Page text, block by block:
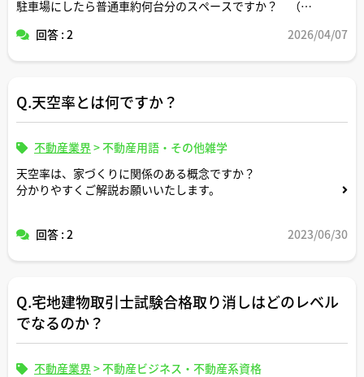
駐車場にしたら普通車約何台分のスペースですか？ （計
回答 : 2 2026/04/07
Q.天空率とは何ですか？
不動産業界>不動産用語・その他雑学
天空率は、家づくりに関係のある概念ですか？
分かりやすくご解説お願いいたします。
回答 : 2 2023/06/30
Q.宅地建物取引士試験合格取り消しはどのレベル
でなるのか？
不動産業界>不動産ビジネス・不動産系資格